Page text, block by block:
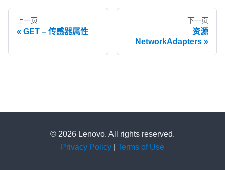
上一页
GET – 传感器属性
下一页
资源
NetworkAdapters
© 2026 Lenovo. All rights reserved.
Privacy Policy
Terms of Use